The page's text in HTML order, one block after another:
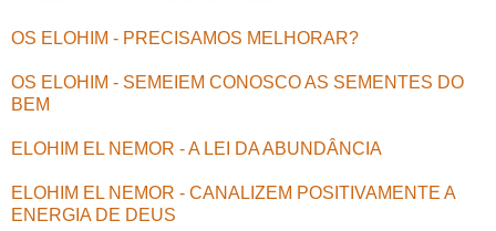
OS ELOHIM - PRECISAMOS MELHORAR?
OS ELOHIM - SEMEIEM CONOSCO AS SEMENTES DO
BEM
ELOHIM EL NEMOR - A LEI DA ABUNDÂNCIA
ELOHIM EL NEMOR - CANALIZEM POSITIVAMENTE A
ENERGIA DE DEUS